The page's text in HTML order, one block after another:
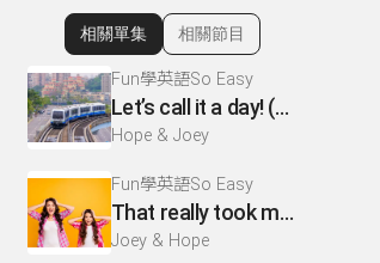
顯示相關單集
相關單集 相關節目
Fun學英語So Easy
Let’s call it a day! (今天就到這裡吧!)
Hope & Joey
Fun學英語So Easy
That really took my breath away! (美得令人驚嘆!)
Joey & Hope